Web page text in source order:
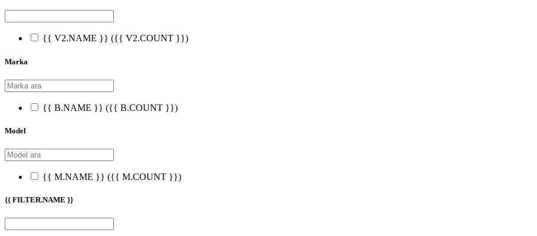
{{ V2.NAME }} ({{ V2.COUNT }})
Marka
{{ B.NAME }} ({{ B.COUNT }})
Model
{{ M.NAME }} ({{ M.COUNT }})
{{ FILTER.NAME }}